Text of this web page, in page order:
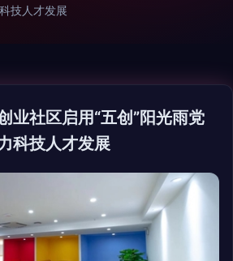
技人才发展
业社区启用“五创”阳光雨党
科技人才发展